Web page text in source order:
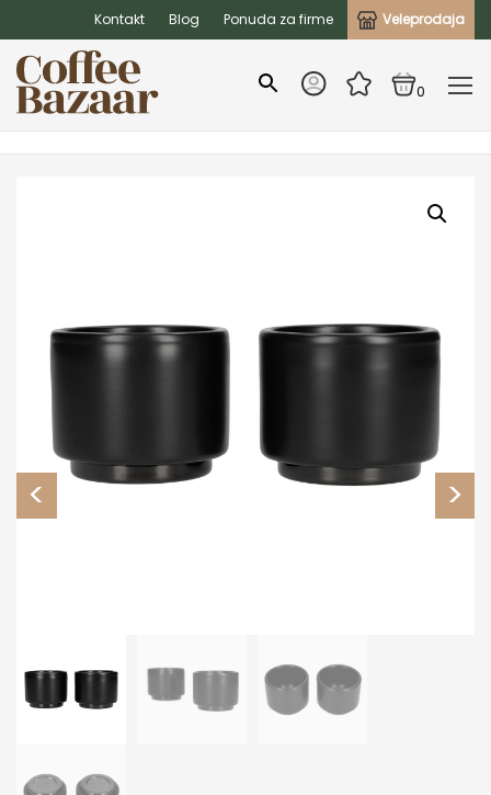
Kontakt Blog Ponuda za firme Veleprodaja
0